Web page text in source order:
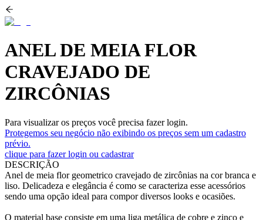
ANEL DE MEIA FLOR
CRAVEJADO DE
ZIRCÔNIAS
Para visualizar os preços você precisa fazer login.
Protegemos seu negócio não exibindo os preços sem um cadastro
prévio.
clique para fazer login ou cadastrar
DESCRIÇÃO
Anel de meia flor geometrico cravejado de zircônias na cor branca e
liso. Delicadeza e elegância é como se caracteriza esse acessórios
sendo uma opção ideal para compor diversos looks e ocasiões.
O material base consiste em uma liga metálica de cobre e zinco e